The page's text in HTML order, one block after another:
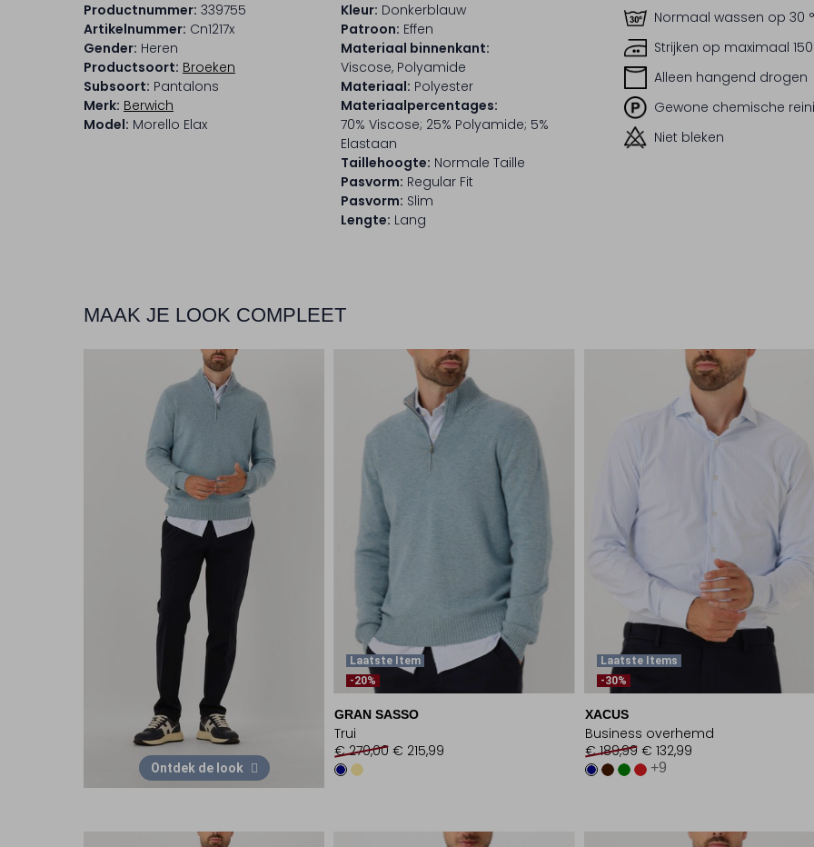
Productnummer: 339755
Artikelnummer: Cn1217x
Gender: Heren
Productsoort: Broeken
Subsoort: Pantalons
Merk: Berwich
Model: Morello Elax
Kleur: Donkerblauw
Patroon: Effen
Materiaal binnenkant:
Viscose, Polyamide
Materiaal: Polyester
Materiaalpercentages:
70% Viscose; 25% Polyamide; 5%
Elastaan
Taillehoogte: Normale Taille
Pasvorm: Regular Fit
Pasvorm: Slim
Lengte: Lang
Normaal wassen op 30
Strijken op maximaal 150
Alleen hangend drogen
Gewone chemische
Niet bleken
MAAK JE LOOK COMPLEET
Ontdek de look
Laatste Item
-20%
GRAN SASSO
Trui
€ 270,00 € 215,99
Laatste Items
-30%
XACUS
Business overhemd
€ 189,99 € 132,99
+9